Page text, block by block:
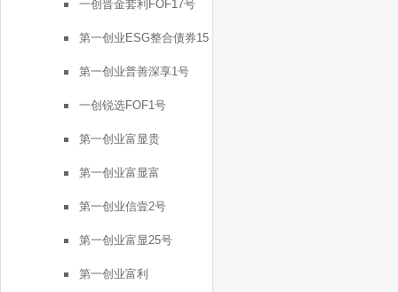
号
一创晋金套利FOF17号
第一创业ESG整合债券15
号
第一创业普善深享1号
一创锐选FOF1号
第一创业富显贵
第一创业富显富
第一创业信壹2号
第一创业富显25号
第一创业富利